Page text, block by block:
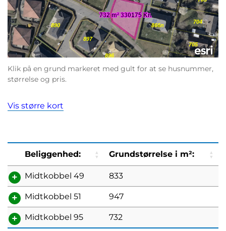
Klik på en grund markeret med gult for at se husnummer,
størrelse og pris.
Vis større kort
Beliggenhed: Grundstørrelse i m²:
Midtkobbel 49 833
Midtkobbel 51 947
Midtkobbel 95 732